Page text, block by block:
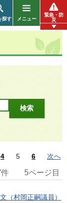
探す メニュー
緊急・防
災
4 5 6 次へ
件 5ページ目
（村岡正嗣議員）